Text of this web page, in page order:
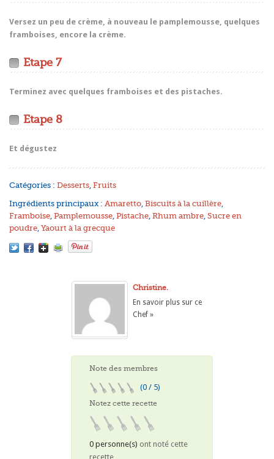
Versez un peu de crème, à nouveau le pamplemousse, quelques
framboises, encore la crème.
Etape 7
Terminez avec quelques framboises et des pistaches.
Etape 8
Et dégustez
Catégories :Desserts,Fruits
Ingrédients principaux :Amaretto,Biscuits à la cuillère,
Framboise,Pamplemousse,Pistache,Rhum ambre,Sucre en
poudre,Yaourt à la grecque
Christine.
En savoir plus sur ce
Chef »
Note des membres
(0 / 5)
Notez cette recette
0 personne(s) ont noté cette
recette